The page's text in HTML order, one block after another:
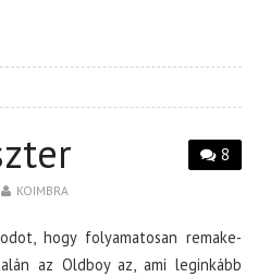
8
KOIMBRA
hogy folyamatosan remake-
az Oldboy az, ami leginkább